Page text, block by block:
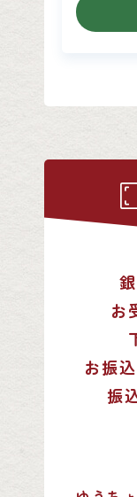
お
お振
振